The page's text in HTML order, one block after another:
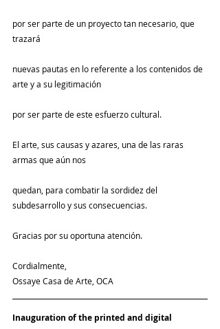
por ser parte de un proyecto tan necesario, que
trazará
nuevas pautas en lo referente a los contenidos de
arte y a su legitimación
por ser parte de este esfuerzo cultural.
El arte, sus causas y azares, una de las raras
armas que aún nos
quedan, para combatir la sordidez del
subdesarrollo y sus consecuencias.
Gracias por su oportuna atención.
Cordialmente,
Ossaye Casa de Arte, OCA
Inauguration of the printed and digital